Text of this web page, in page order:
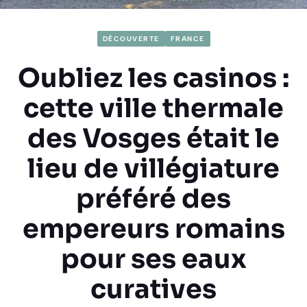
DÉCOUVERTE FRANCE
Oubliez les casinos :
cette ville thermale
des Vosges était le
lieu de villégiature
préféré des
empereurs romains
pour ses eaux
curatives